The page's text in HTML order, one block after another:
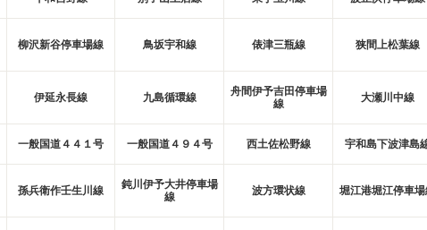
柳沢新谷停車場線 鳥坂宇和線 俵津三瓶線 狭間上松葉線
伊延永長線 九島循環線
舟間伊予吉田停車場
線
大瀬川中線
一般国道４４１号 一般国道４９４号 西土佐松野線 宇和島下波津島
孫兵衛作壬生川線
鈍川伊予大井停車場
線
波方環状線 堀江港堀江停車場